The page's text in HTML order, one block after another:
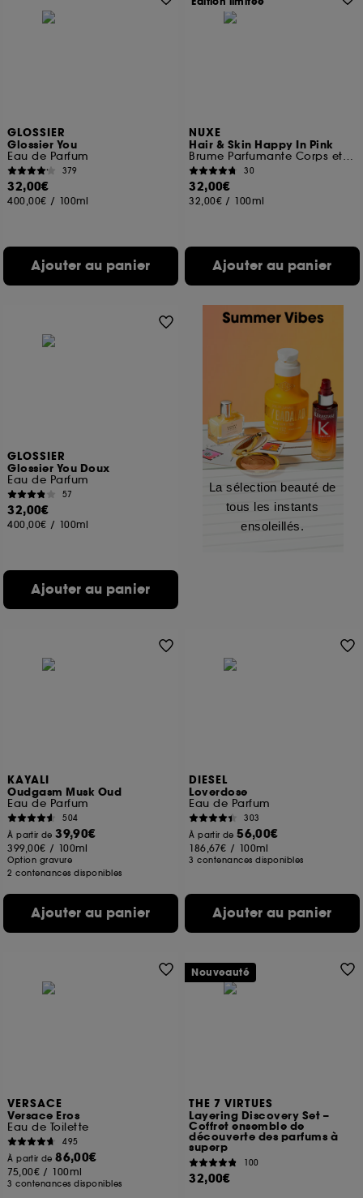
GLOSSIER
Glossier You
Eau de Parfum
379
32,00€
400,00€ / 100ml
Ajouter au panier
NUXE
Hair & Skin Happy In Pink
Brume Parfumante Corps et Cheveux
30
32,00€
32,00€ / 100ml
Ajouter au panier
GLOSSIER
Glossier You Doux
Eau de Parfum
57
32,00€
400,00€ / 100ml
Ajouter au panier
La sélection beauté de
tous les instants
ensoleillés.
KAYALI
Oudgasm Musk Oud
Eau de Parfum
504
À partir de39,90€
399,00€ / 100ml
Option gravure
2 contenances disponibles
Ajouter au panier
DIESEL
Loverdose
Eau de Parfum
303
À partir de56,00€
186,67€ / 100ml
3 contenances disponibles
Ajouter au panier
VERSACE
Versace Eros
Eau de Toilette
495
À partir de86,00€
75,00€ / 100ml
3 contenances disponibles
THE 7 VIRTUES
Layering Discovery Set –
Coffret ensemble de
découverte des parfums à
superp
100
32,00€
Nouveauté